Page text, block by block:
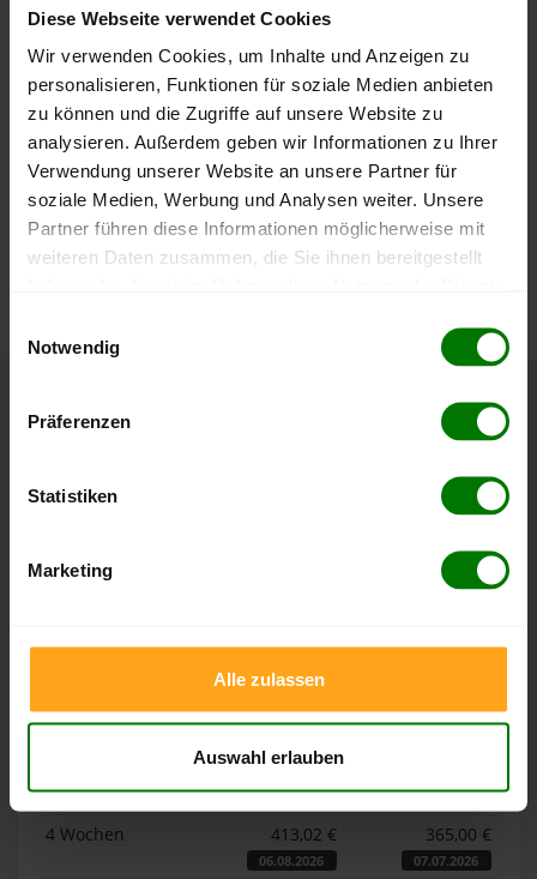
Diese Webseite verwendet Cookies
Wir verwenden Cookies, um Inhalte und Anzeigen zu
personalisieren, Funktionen für soziale Medien anbieten
zu können und die Zugriffe auf unsere Website zu
analysieren. Außerdem geben wir Informationen zu Ihrer
Verwendung unserer Website an unsere Partner für
soziale Medien, Werbung und Analysen weiter. Unsere
Partner führen diese Informationen möglicherweise mit
weiteren Daten zusammen, die Sie ihnen bereitgestellt
Notwendig
Präferenzen
Statistiken
Marketing
Alle zulassen
Auswahl erlauben
lose Ware Sackware
September
Januar
Mai
250 €
300 €
350 €
Die aktuelle Preisentwicklung für Holzpellets in Deutschland
können Sie jederzeit auf unsererPelletspreise-Seite
Höchst- und Tiefststände der
Pelletspreise für lose Holzpellets und Holzpellets
Sackware in Erlbach
. Das dazugehörige Datum zeigt, wann
Lose Holzpellets
Zeitraum Höchststand
Tiefststand
4 Wochen
413,02 €
06.08.2026
365,00 €
07.07.2026